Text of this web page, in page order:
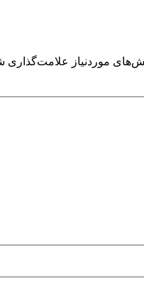
موردنیاز علامت‌گذاری